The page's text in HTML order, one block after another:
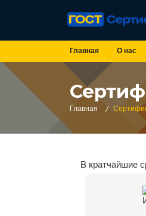
Главная О нас
Главная /
В кратчайшие